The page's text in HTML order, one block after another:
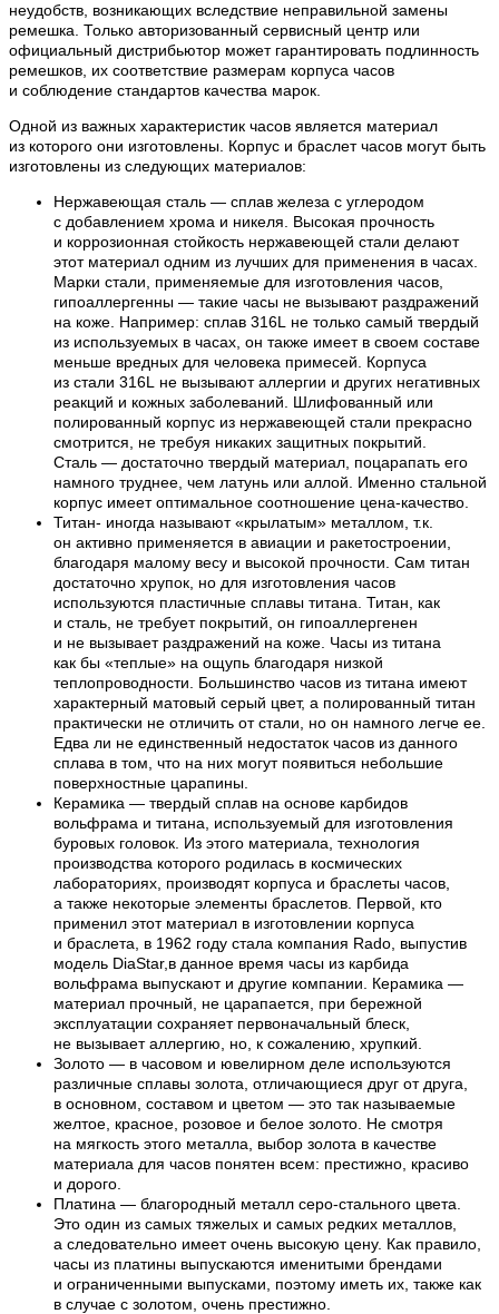
неудобств, возникающих вследствие неправильной замены
ремешка. Только авторизованный сервисный центр или
официальный дистрибьютор может гарантировать подлинность
ремешков, их соответствие размерам корпуса часов
и соблюдение стандартов качества марок.
Одной из важных характеристик часов является материал
из которого они изготовлены. Корпус и браслет часов могут быть
изготовлены из следующих материалов:
Нержавеющая сталь — сплав железа с углеродом
с добавлением хрома и никеля. Высокая прочность
и коррозионная стойкость нержавеющей стали делают
этот материал одним из лучших для применения в часах.
Марки стали, применяемые для изготовления часов,
гипоаллергенны — такие часы не вызывают раздражений
на коже. Например: сплав 316L не только самый твердый
из используемых в часах, он также имеет в своем составе
меньше вредных для человека примесей. Корпуса
из стали 316L не вызывают аллергии и других негативных
реакций и кожных заболеваний. Шлифованный или
полированный корпус из нержавеющей стали прекрасно
смотрится, не требуя никаких защитных покрытий.
Сталь — достаточно твердый материал, поцарапать его
намного труднее, чем латунь или аллой. Именно стальной
корпус имеет оптимальное соотношение цена-качество.
Титан- иногда называют «крылатым» металлом, т.к.
он активно применяется в авиации и ракетостроении,
благодаря малому весу и высокой прочности. Сам титан
достаточно хрупок, но для изготовления часов
используются пластичные сплавы титана. Титан, как
и сталь, не требует покрытий, он гипоаллергенен
и не вызывает раздражений на коже. Часы из титана
как бы «теплые» на ощупь благодаря низкой
теплопроводности. Большинство часов из титана имеют
характерный матовый серый цвет, а полированный титан
практически не отличить от стали, но он намного легче ее.
Едва ли не единственный недостаток часов из данного
сплава в том, что на них могут появиться небольшие
поверхностные царапины.
Керамика — твердый сплав на основе карбидов
вольфрама и титана, используемый для изготовления
буровых головок. Из этого материала, технология
производства которого родилась в космических
лабораториях, производят корпуса и браслеты часов,
а также некоторые элементы браслетов. Первой, кто
применил этот материал в изготовлении корпуса
и браслета, в 1962 году стала компания Rado, выпустив
модель DiaStar,в данное время часы из карбида
вольфрама выпускают и другие компании. Керамика —
материал прочный, не царапается, при бережной
эксплуатации сохраняет первоначальный блеск,
не вызывает аллергию, но, к сожалению, хрупкий.
Золото — в часовом и ювелирном деле используются
различные сплавы золота, отличающиеся друг от друга,
в основном, составом и цветом — это так называемые
желтое, красное, розовое и белое золото. Не смотря
на мягкость этого металла, выбор золота в качестве
материала для часов понятен всем: престижно, красиво
и дорого.
Платина — благородный металл серо-стального цвета.
Это один из самых тяжелых и самых редких металлов,
а следовательно имеет очень высокую цену. Как правило,
часы из платины выпускаются именитыми брендами
и ограниченными выпусками, поэтому иметь их, также как
в случае с золотом, очень престижно.